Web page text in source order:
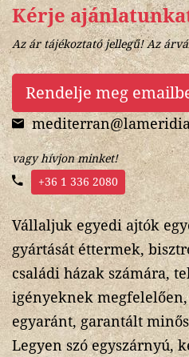
Kérje
Az ár tájékoztató jellegű! Az
Rendelje meg
vagy hívjon minket!
+36 1 336 2080
Vállaljuk egyedi ajtók
gyártását éttermek,
családi házak számára,
igényeknek
egyaránt, garantált
Legyen szó egyszárnyú,